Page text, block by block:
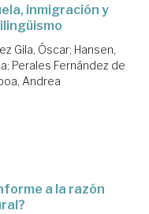
inmigración y
Gila, Óscar; Hansen,
; Perales Fernández de
Andrea
a la razón